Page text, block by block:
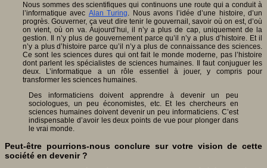
Nous sommes des scientifiques qui continuons une route qui a conduit à
l’informatique avec Alan Turing. Nous avons l’idée d’une histoire, d’un
progrès. Gouverner, ça veut dire tenir le gouvernail, savoir où on est, d’où
on vient, où on va. Aujourd’hui, il n’y a plus de cap, uniquement de la
gestion. Il n’y plus de gouvernement parce qu’il n’y a plus d’histoire. Et il
n’y a plus d’histoire parce qu’il n’y a plus de connaissance des sciences.
Ce sont les sciences dures qui ont fait le monde moderne, pas l’histoire
dont parlent les spécialistes de sciences humaines. Il faut conjuguer les
deux. L’informatique a un rôle essentiel à jouer, y compris pour
transformer les sciences humaines.
Des informaticiens doivent apprendre à devenir un peu
sociologues, un peu économistes, etc. Et les chercheurs en
sciences humaines doivent devenir un peu informaticiens. C’est
indispensable d’avoir les deux points de vue pour plonger dans
le vrai monde.
Peut-être pourrions-nous conclure sur votre vision de cette
société en devenir ?